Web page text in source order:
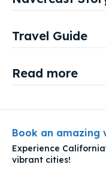
Travel Guide
Read more
Book an amazing
Experience
vibrant cities!